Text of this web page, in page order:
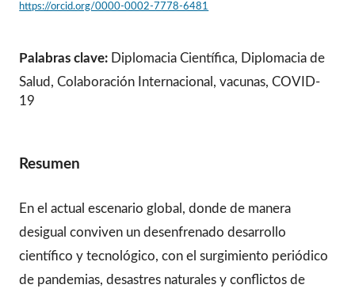
https://orcid.org/0000-0002-7778-6481
Palabras clave: Diplomacia Científica, Diplomacia de
Salud, Colaboración Internacional, vacunas, COVID-
19
Resumen
En el actual escenario global, donde de manera
desigual conviven un desenfrenado desarrollo
científico y tecnológico, con el surgimiento periódico
de pandemias, desastres naturales y conflictos de